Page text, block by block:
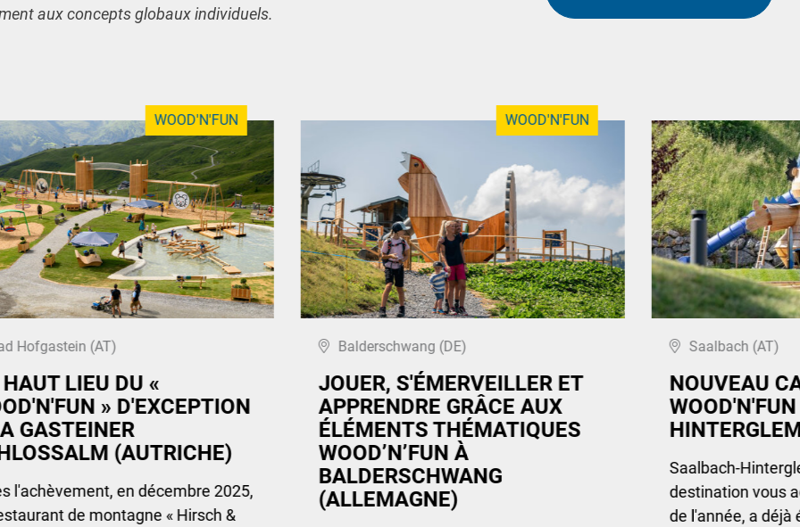
aux concepts globaux individuels.
WOOD'N'FUN
Hofgastein (AT)
LIEU DU «
» D'EXCEPTION
GASTEINER
(AUTRICHE)
l'achèvement, en décembre 2025,
de montagne « Hirsch &
WOOD'N'FUN
Balderschwang (DE)
JOUER, S'ÉMERVEILLER ET
APPRENDRE GRÂCE AUX
ÉLÉMENTS THÉMATIQUES
WOOD’N’FUN À
BALDERSCHWANG
(ALLEMAGNE)
Saalbach (AT)
NOUVEAU
Saalbach-
destination vous
de l'année, a déjà